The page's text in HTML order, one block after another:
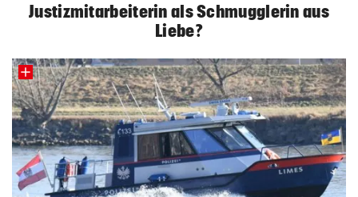
Justizmitarbeiterin als Schmugglerin aus
Liebe?